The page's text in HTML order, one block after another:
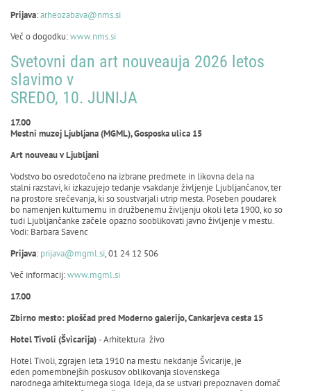
Prijava:arheozabava@nms.si
Več o dogodku:www.nms.si
Svetovni dan art nouveauja 2026 letos
slavimo v
SREDO, 10. JUNIJA
17.00
Mestni muzej Ljubljana (MGML), Gosposka ulica 15
Art nouveau v Ljubljani
Vodstvo bo osredotočeno na izbrane predmete in likovna dela na
stalni razstavi, ki izkazujejo tedanje vsakdanje življenje Ljubljančanov, ter
na prostore srečevanja, ki so soustvarjali utrip mesta. Poseben poudarek
bo namenjen kulturnemu in družbenemu življenju okoli leta 1900, ko so
tudi Ljubljančanke začele opazno sooblikovati javno življenje v mestu.
Vodi: Barbara Savenc
Prijava: prijava@mgml.si, 01 24 12 506
Več informacij:www.mgml.si
17.00
Zbirno mesto: ploščad pred Moderno galerijo, Cankarjeva cesta 15
Hotel Tivoli (Švicarija)- Arhitektura živo
Hotel Tivoli, zgrajen leta 1910 na mestu nekdanje Švicarije, je
eden pomembnejših poskusov oblikovanja slovenskega
narodnega arhitekturnega sloga. Ideja, da se ustvari prepoznaven domač